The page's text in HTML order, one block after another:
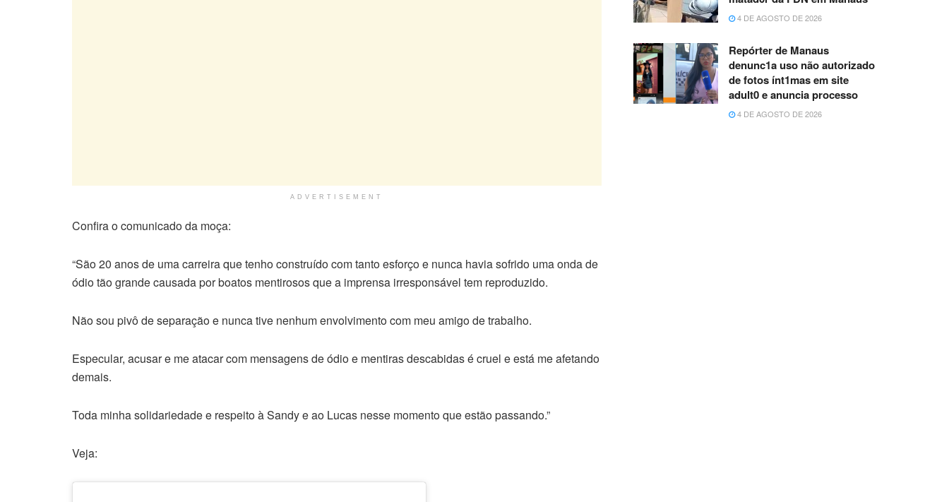
ADVERTISEMENT
Confira o comunicado da moça:
“São 20 anos de uma carreira que tenho construído com tanto esforço e nunca havia sofrido uma onda de
ódio tão grande causada por boatos mentirosos que a imprensa irresponsável tem reproduzido.
Não sou pivô de separação e nunca tive nenhum envolvimento com meu amigo de trabalho.
Especular, acusar e me atacar com mensagens de ódio e mentiras descabidas é cruel e está me afetando
demais.
Toda minha solidariedade e respeito à Sandy e ao Lucas nesse momento que estão passando.”
Veja:
4 DE AGOSTO DE 2026
Repórter de Manaus
denunc1a uso não autorizado
de fotos ínt1mas em site
adult0 e anuncia processo
4 DE AGOSTO DE 2026